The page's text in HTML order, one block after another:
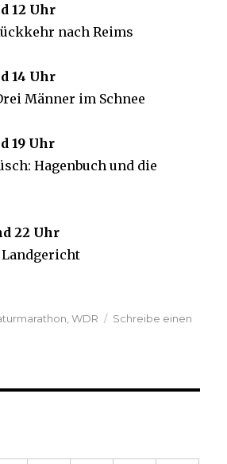
12 Uhr
nach Reims
14 Uhr
Männer im Schnee
19 Uhr
Hagenbuch und die
22 Uhr
,WDR
Schreibe einen